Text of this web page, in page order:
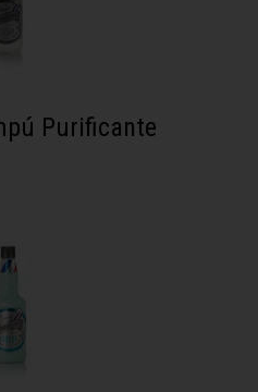
Purificante